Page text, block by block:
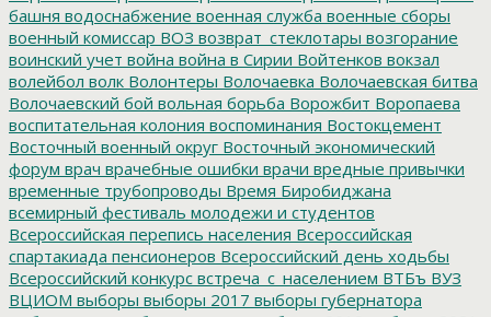
башня водоснабжение военная служба военные сборы
военный комиссар ВОЗ возврат_стеклотары возгорание
воинский учет война война в Сирии Войтенков вокзал
волейбол волк Волонтеры Волочаевка Волочаевская битва
Волочаевский бой вольная борьба Ворожбит Воропаева
воспитательная колония воспоминания Востокцемент
Восточный военный округ Восточный экономический
форум врач врачебные ошибки врачи вредные привычки
временные трубопроводы Время Биробиджана
всемирный фестиваль молодежи и студентов
Всероссийская перепись населения Всероссийская
спартакиада пенсионеров Всероссийский день ходьбы
Всероссийский конкурс встреча_с_населением ВТБъ ВУЗ
ВЦИОМ выборы выборы 2017 выборы губернатора